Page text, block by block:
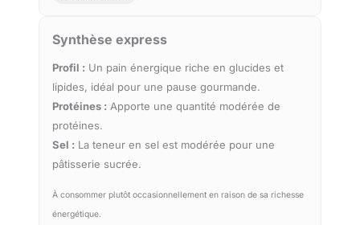
Synthèse express
Profil : Un pain énergique riche en glucides et
lipides, idéal pour une pause gourmande.
Protéines : Apporte une quantité modérée de
protéines.
Sel : La teneur en sel est modérée pour une
pâtisserie sucrée.
À consommer plutôt occasionnellement en raison de sa richesse
énergétique.